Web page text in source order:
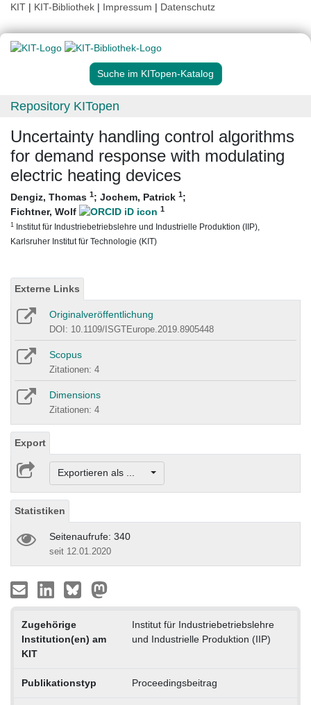
KIT | KIT-Bibliothek | Impressum | Datenschutz
Suche im KITopen-Katalog
Repository KITopen
Uncertainty handling control algorithms
for demand response with modulating
electric heating devices
Dengiz, Thomas 1; Jochem, Patrick 1;
Fichtner, Wolf
1
1 Institut für Industriebetriebslehre und Industrielle Produktion (IIP),
Karlsruher Institut für Technologie (KIT)
Externe Links
Originalveröffentlichung
DOI: 10.1109/ISGTEurope.2019.8905448
Scopus
Zitationen: 4
Dimensions
Zitationen: 4
Export
Exportieren als ...
Statistiken
Seitenaufrufe: 340
seit 12.01.2020
Zugehörige
Institution(en) am
KIT
Institut für Industriebetriebslehre
und Industrielle Produktion (IIP)
Publikationstyp Proceedingsbeitrag